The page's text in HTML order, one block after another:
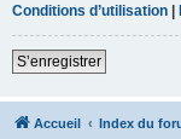
Conditions d’utilisation |
S’enregistrer
Accueil Index du